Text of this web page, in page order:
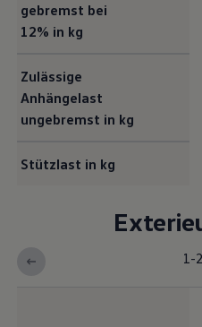
gebremst bei
12% in kg
Zulässige
Anhängelast
ungebremst in kg
Stützlast in kg
1-2